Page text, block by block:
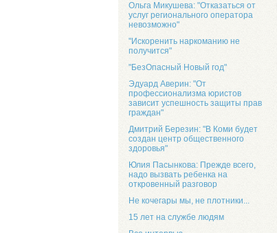
Ольга Микушева: "Отказаться от
услуг регионального оператора
невозможно"
"Искоренить наркоманию не
получится"
"БезОпасный Новый год"
Эдуард Аверин: "От
профессионализма юристов
зависит успешность защиты прав
граждан"
Дмитрий Березин: "В Коми будет
создан центр общественного
здоровья"
Юлия Пасынкова: Прежде всего,
надо вызвать ребенка на
откровенный разговор
Не кочегары мы, не плотники...
15 лет на службе людям